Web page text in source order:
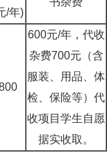
/年)
600元/年，代收
杂费700元（含
服装、用品、体
检、保险等）代
收项目学生自愿
据实收取。